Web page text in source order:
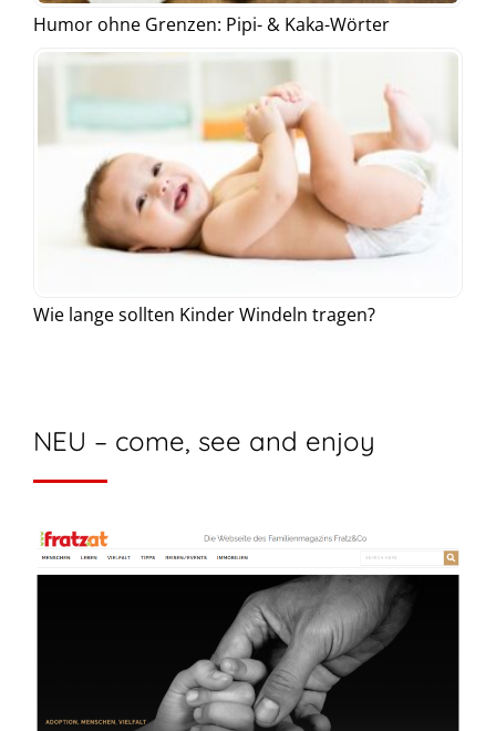
Humor ohne Grenzen: Pipi- & Kaka-Wörter
Wie lange sollten Kinder Windeln tragen?
NEU – come, see and enjoy